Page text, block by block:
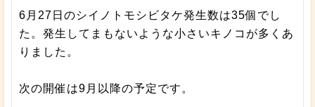
6月27日のシイノトモシビタケ発生数は35個でし
た。発生してまもないような小さいキノコが多くあ
りました。
次の開催は9月以降の予定です。